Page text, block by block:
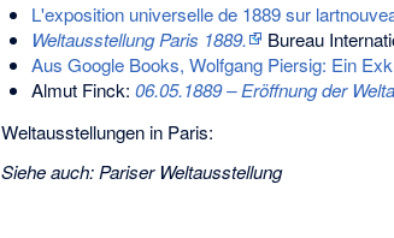
L'exposition universelle de 1889 sur
Weltausstellung Paris 1889.
Bureau
Aus Google Books, Wolfgang Piersig: Ein
Almut Finck: 06.05.1889 – Eröffnung der
Weltausstellungen in Paris:
Siehe auch:Pariser Weltausstellung